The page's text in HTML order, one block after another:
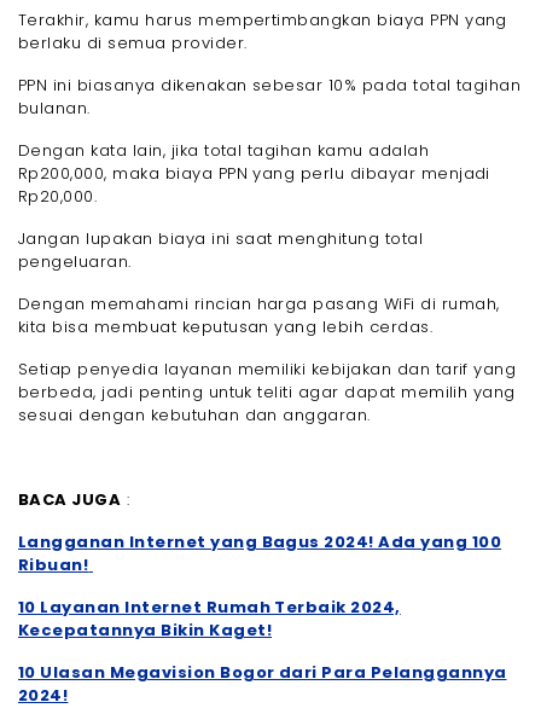
Terakhir, kamu harus mempertimbangkan biaya PPN yang
berlaku di semua provider.
PPN ini biasanya dikenakan sebesar 10% pada total tagihan
bulanan.
Dengan kata lain, jika total tagihan kamu adalah
Rp200,000, maka biaya PPN yang perlu dibayar menjadi
Rp20,000.
Jangan lupakan biaya ini saat menghitung total
pengeluaran.
Dengan memahami rincian harga pasang WiFi di rumah,
kita bisa membuat keputusan yang lebih cerdas.
Setiap penyedia layanan memiliki kebijakan dan tarif yang
berbeda, jadi penting untuk teliti agar dapat memilih yang
sesuai dengan kebutuhan dan anggaran.
BACA JUGA :
Langganan Internet yang Bagus 2024! Ada yang 100
Ribuan!
10 Layanan Internet Rumah Terbaik 2024,
Kecepatannya Bikin Kaget!
10 Ulasan Megavision Bogor dari Para Pelanggannya
2024!